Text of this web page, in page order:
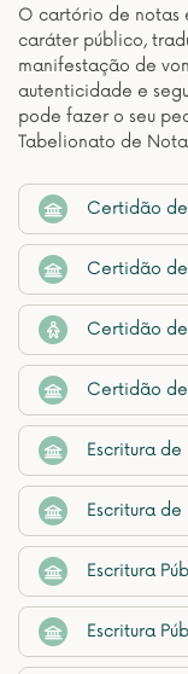
O cartório de notas
caráter público,
manifestação de
autenticidade e
pode fazer o seu
Tabelionato de
Certidão
Certidão
Certidão
Certidão
Escritura
Escritura de
Escritura
Escritura